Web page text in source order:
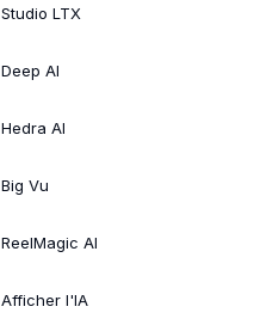
Studio LTX
Deep AI
Hedra AI
Big Vu
ReelMagic AI
Afficher l'IA